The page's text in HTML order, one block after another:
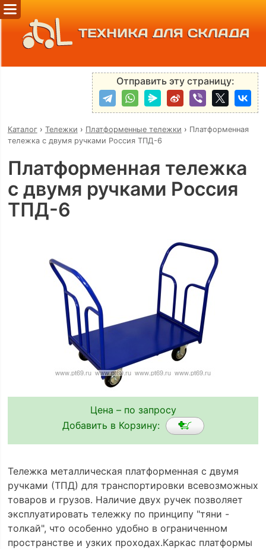
ТЕХНИКА ДЛЯ СКЛАДА
Отправить эту страницу:
Каталог› Тележки › Платформенные тележки › Платформенная
тележка с двумя ручками Россия ТПД-6
Платформенная тележка
с двумя ручками Россия
ТПД-6
Цена – по запросу
Добавить в Корзину:
Тележка металлическая платформенная с двумя
ручками (ТПД) для транспортировки всевозможных
товаров и грузов. Наличие двух ручек позволяет
эксплуатировать тележку по принципу "тяни -
толкай", что особенно удобно в ограниченном
пространстве и узких проходах.Каркас платформы